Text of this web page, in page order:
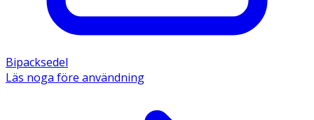
Bipacksedel
Läs noga före användning